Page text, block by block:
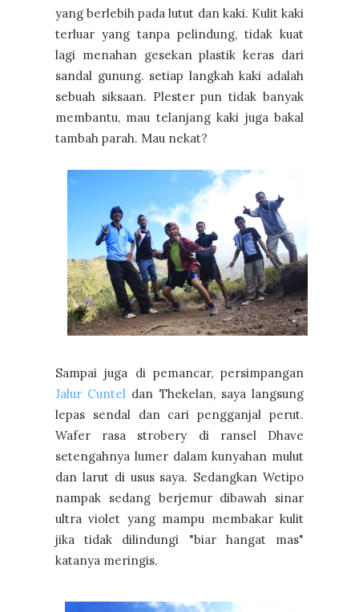
yang berlebih pada lutut dan kaki. Kulit kaki
terluar yang tanpa pelindung, tidak kuat
lagi menahan gesekan plastik keras dari
sandal gunung. setiap langkah kaki adalah
sebuah siksaan. Plester pun tidak banyak
membantu, mau telanjang kaki juga bakal
tambah parah. Mau nekat?
Sampai juga di pemancar, persimpangan
Jalur Cuntel dan Thekelan, saya langsung
lepas sendal dan cari pengganjal perut.
Wafer rasa strobery di ransel Dhave
setengahnya lumer dalam kunyahan mulut
dan larut di usus saya. Sedangkan Wetipo
nampak sedang berjemur dibawah sinar
ultra violet yang mampu membakar kulit
jika tidak dilindungi "biar hangat mas"
katanya meringis.